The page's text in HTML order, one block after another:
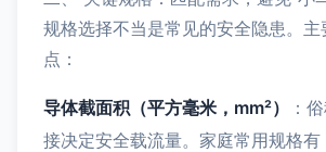
规格选择不当是常见的安全隐患。
点：
导体截面积（平方毫米，mm²）
：
接决定安全载流量。家庭常用规格有